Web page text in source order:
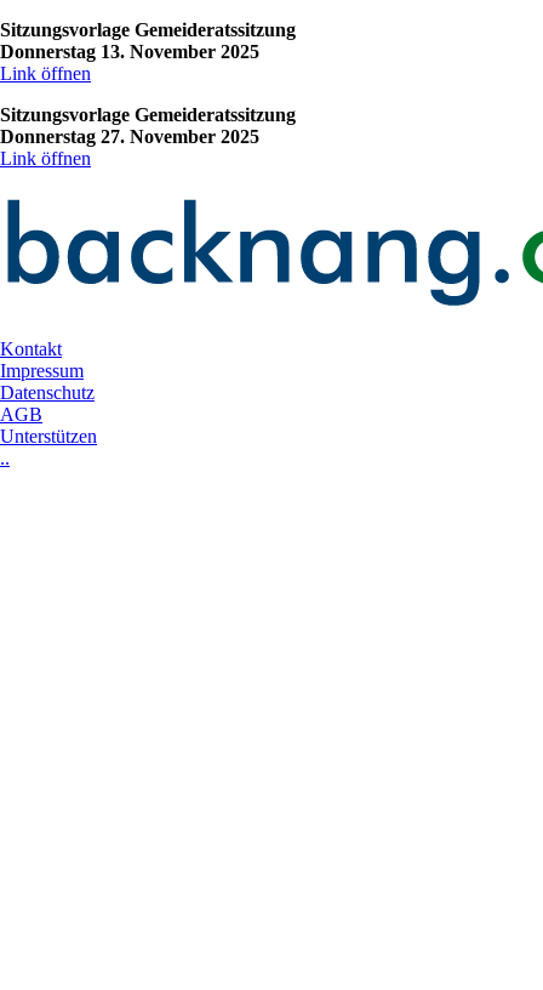
Sitzungsvorlage Gemeideratssitzung
Donnerstag 13. November 2025
Link öffnen
Sitzungsvorlage Gemeideratssitzung
Donnerstag 27. November 2025
Link öffnen
Kontakt
Impressum
Datenschutz
AGB
Unterstützen
..